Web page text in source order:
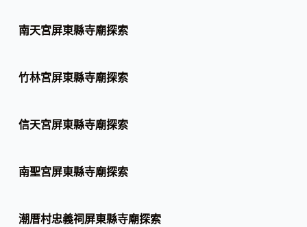
南天宮屏東縣寺廟探索
竹林宮屏東縣寺廟探索
信天宮屏東縣寺廟探索
南聖宮屏東縣寺廟探索
潮厝村忠義祠屏東縣寺廟探索